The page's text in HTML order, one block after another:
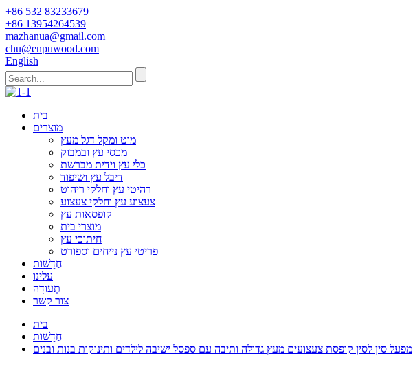
+86 532 83233679
+86 13954264539
mazhanua@gmail.com
chu@enpuwood.com
English
בית
מוצרים
מוט ומקל דגל מעץ
מכסי עץ ובמבוק
כלי עץ וידית מברשת
דיבל עץ ושיפוד
רהיטי עץ וחלקי ריהוט
צעצוע עץ וחלקי צעצוע
קופסאות עץ
מוצרי בית
חיתוכי עץ
פריטי עץ נייחים וספורט
חֲדָשׁוֹת
עלינו
תְעוּדָה
צור קשר
בית
חֲדָשׁוֹת
מפעל סין לסין קופסת צעצועים מעץ גדולה ותיבה עם ספסל ישיבה לילדים ותינוקות בנות ובנים